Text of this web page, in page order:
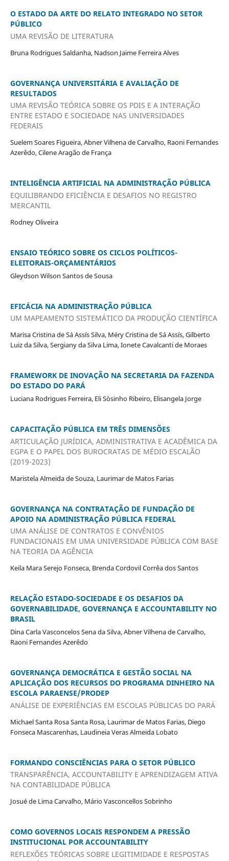
O ESTADO DA ARTE DO RELATO INTEGRADO NO SETOR
PÚBLICO
UMA REVISÃO DE LITERATURA
Bruna Rodrigues Saldanha, Nadson Jaime Ferreira Alves
GOVERNANÇA UNIVERSITÁRIA E AVALIAÇÃO DE
RESULTADOS
UMA REVISÃO TEÓRICA SOBRE OS PDIS E A INTERAÇÃO
ENTRE ESTADO E SOCIEDADE NAS UNIVERSIDADES
FEDERAIS
Suelem Soares Figueira, Abner Vilhena de Carvalho, Raoni Fernandes
Azerêdo, Cilene Aragão de França
INTELIGÊNCIA ARTIFICIAL NA ADMINISTRAÇÃO PÚBLICA
EQUILIBRANDO EFICIÊNCIA E DESAFIOS NO REGISTRO
MERCANTIL
Rodney Oliveira
ENSAIO TEÓRICO SOBRE OS CICLOS POLÍTICOS-
ELEITORAIS-ORÇAMENTÁRIOS
Gleydson Wilson Santos de Sousa
EFICÁCIA NA ADMINISTRAÇÃO PÚBLICA
UM MAPEAMENTO SISTEMÁTICO DA PRODUÇÃO CIENTÍFICA
Marisa Cristina de Sá Assís Silva, Méry Cristina de Sá Assís, Gilberto
Luiz da Silva, Sergiany da Silva Lima, Ionete Cavalcanti de Moraes
FRAMEWORK DE INOVAÇÃO NA SECRETARIA DA FAZENDA
DO ESTADO DO PARÁ
Luciana Rodrigues Ferreira, Eli Sòsinho Ribeiro, Elisangela Jorge
CAPACITAÇÃO PÚBLICA EM TRÊS DIMENSÕES
ARTICULAÇÃO JURÍDICA, ADMINISTRATIVA E ACADÊMICA DA
EGPA E O PAPEL DOS BUROCRATAS DE MÉDIO ESCALÃO
(2019-2023)
Maristela Almeida de Souza, Laurimar de Matos Farias
GOVERNANÇA NA CONTRATAÇÃO DE FUNDAÇÃO DE
APOIO NA ADMINISTRAÇÃO PÚBLICA FEDERAL
UMA ANÁLISE DE CONTRATOS E CONVÊNIOS
FUNDACIONAIS EM UMA UNIVERSIDADE PÚBLICA COM BASE
NA TEORIA DA AGÊNCIA
Keila Mara Serejo Fonseca, Brenda Cordovil Corrêa dos Santos
RELAÇÃO ESTADO-SOCIEDADE E OS DESAFIOS DA
GOVERNABILIDADE, GOVERNANÇA E ACCOUNTABILITY NO
BRASIL
Dina Carla Vasconcelos Sena da Silva, Abner Vilhena de Carvalho,
Raoni Fernandes Azerêdo
GOVERNANÇA DEMOCRÁTICA E GESTÃO SOCIAL NA
APLICAÇÃO DOS RECURSOS DO PROGRAMA DINHEIRO NA
ESCOLA PARAENSE/PRODEP
ANÁLISE DE EXPERIÊNCIAS EM ESCOLAS PÚBLICAS DO PARÁ
Michael Santa Rosa Santa Rosa, Laurimar de Matos Farias, Diego
Fonseca Mascarenhas, Laudineia Veras Almeida Lobato
FORMANDO CONSCIÊNCIAS PARA O SETOR PÚBLICO
TRANSPARÊNCIA, ACCOUNTABILITY E APRENDIZAGEM ATIVA
NA CONTABILIDADE PÚBLICA
Josué de Lima Carvalho, Mário Vasconcellos Sobrinho
COMO GOVERNOS LOCAIS RESPONDEM A PRESSÃO
INSTITUCIONAL POR ACCOUNTABILITY
REFLEXÕES TEÓRICAS SOBRE LEGITIMIDADE E RESPOSTAS